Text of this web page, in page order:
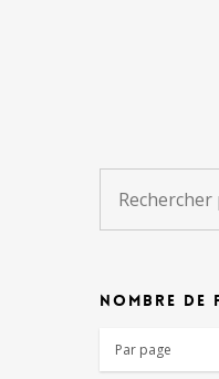
NOMBRE DE